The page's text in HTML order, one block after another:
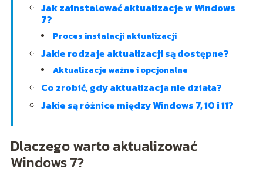
Jak zainstalować aktualizacje w Windows
7?
Proces instalacji aktualizacji
Jakie rodzaje aktualizacji są dostępne?
Aktualizacje ważne i opcjonalne
Co zrobić, gdy aktualizacja nie działa?
Jakie są różnice między Windows 7, 10 i 11?
Dlaczego warto aktualizować
Windows 7?